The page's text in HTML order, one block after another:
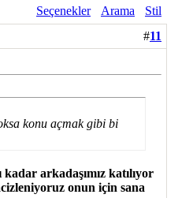
Seçenekler
Arama
Stil
#11
konu açmak gibi bi
arkadaşımız katılıyor
onun için sana